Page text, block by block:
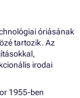
óriásának
tartozik. Az
irodai
1955-ben